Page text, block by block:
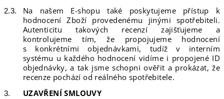
Na našem E-shopu také poskytujeme přístup k
hodnocení Zboží provedenému jinými spotřebiteli.
Autenticitu takových recenzí zajišťujeme a
kontrolujeme tím, že propojujeme hodnocení
s konkrétními objednávkami, tudíž v interním
systému u každého hodnocení vidíme i propojené ID
objednávky, a tak jsme schopni ověřit a prokázat, že
recenze pochází od reálného spotřebitele.
UZAVŘENÍ SMLOUVY